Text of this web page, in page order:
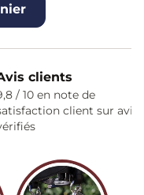
clients
/ 10 en note de
client sur avis